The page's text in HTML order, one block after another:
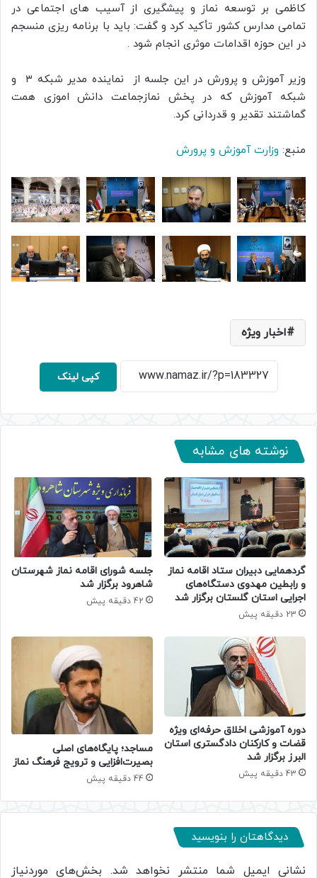
کاظمی بر توسعه نماز و پیشگیری از آسیب های اجتماعی در
تمامی مدارس کشور تأکید کرد و گفت: باید با برنامه ریزی منسجم
در این حوزه اقدامات موثری انجام شود .
وزیر آموزش و پرورش در این جلسه از نماینده مدیر شبکه ۳ و
شبکه آموزش که در پخش نمازجماعت دانش اموزی همت
گماشتند تقدیر و قدردانی کرد.
منبع: وزارت آموزش و پرورش
اخبار ویژه
کپی لینک
نوشته های مشابه
گردهمایی دبیران ستاد اقامه نماز
و رابطین مهدوی دستگاه‌های
اجرایی استان گلستان برگزار شد
23 دقیقه پیش
جلسه شورای اقامه نماز شهرستان
شاهرود برگزار شد
42 دقیقه پیش
دوره آموزشی اخلاق حرفه‌ای ویژه
قضات و کارکنان دادگستری استان
البرز برگزار شد
43 دقیقه پیش
​مساجد؛ پایگاه‌های اصلی
بصیرت‌افزایی و ترویج فرهنگ نماز
44 دقیقه پیش
دیدگاهتان را بنویسید
نشانی ایمیل شما منتشر نخواهد شد. بخش‌های موردنیاز